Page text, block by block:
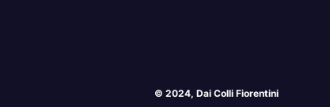
© 2024, Dai Colli Fiorentini